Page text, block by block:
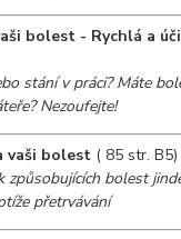
bolest - Rychlá a
stání v práci? Máte
Nezoufejte!
vaši bolest ( 85 str.
bolest
přetrvávání